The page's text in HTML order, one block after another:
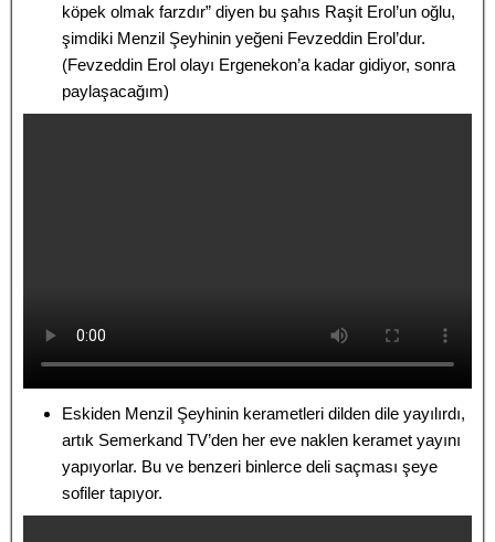
köpek olmak farzdır” diyen bu şahıs Raşit Erol’un oğlu,
şimdiki Menzil Şeyhinin yeğeni Fevzeddin Erol’dur.
(Fevzeddin Erol olayı Ergenekon’a kadar gidiyor, sonra
paylaşacağım)
Eskiden Menzil Şeyhinin kerametleri dilden dile yayılırdı,
artık Semerkand TV’den her eve naklen keramet yayını
yapıyorlar. Bu ve benzeri binlerce deli saçması şeye
sofiler tapıyor.